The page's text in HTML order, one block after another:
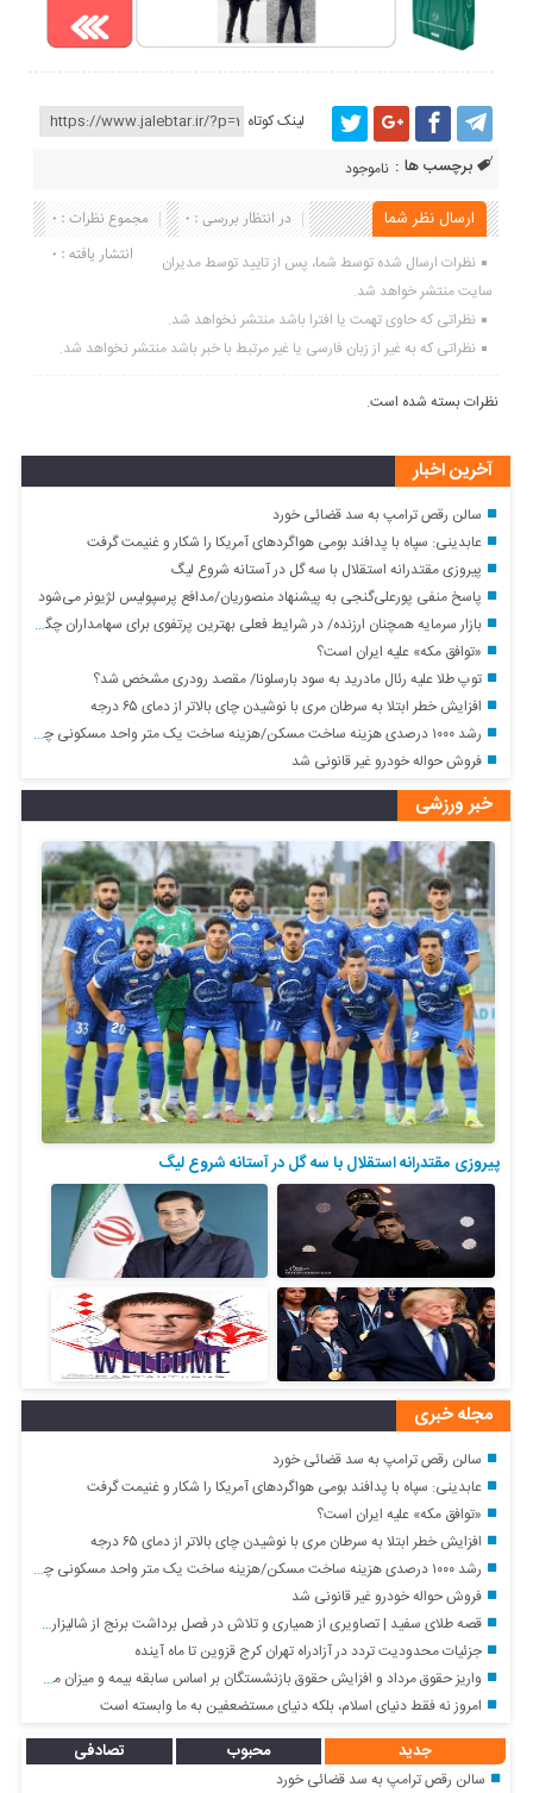
لینک کوتاه
برچسب ها : ناموجود
ارسال نظر شما مجموع نظرات : 0
در انتظار بررسی : 0
انتشار یافته : 0
نظرات ارسال شده توسط شما، پس از تایید توسط مدیران
سایت منتشر خواهد شد.
نظراتی که حاوی تهمت یا افترا باشد منتشر نخواهد شد.
نظراتی که به غیر از زبان فارسی یا غیر مرتبط با خبر باشد منتشر نخواهد شد.
نظرات بسته شده است.
آخرین اخبار
سالن رقص ترامپ به سد قضائی خورد
عابدینی: سپاه با پدافند بومی هواگردهای آمریکا را شکار و غنیمت گرفت
پیروزی مقتدرانه استقلال با سه گل در آستانه شروع لیگ
پاسخ منفی پورعلی‌گنجی به پیشنهاد منصوریان/مدافع پرسپولیس لژیونر می‌شود
بازار سرمایه همچنان ارزنده/ در شرایط فعلی بهترین پرتفوی برای سهامداران چگونه خواهد بود؟
«توافق مکه» علیه ایران است؟
توپ طلا علیه رئال مادرید به سود بارسلونا/ مقصد رودری مشخص شد؟
افزایش خطر ابتلا به سرطان مری با نوشیدن چای بالاتر از دمای ۶۵ درجه
رشد ۱۰۰۰ درصدی هزینه ساخت مسکن/هزینه ساخت یک متر واحد مسکونی چقدر است؟+ جدول
فروش حواله خودرو غیر قانونی شد
خبر ورزشی
پیروزی مقتدرانه استقلال با سه گل در آستانه شروع لیگ
مجله خبری
سالن رقص ترامپ به سد قضائی خورد
عابدینی: سپاه با پدافند بومی هواگردهای آمریکا را شکار و غنیمت گرفت
«توافق مکه» علیه ایران است؟
افزایش خطر ابتلا به سرطان مری با نوشیدن چای بالاتر از دمای ۶۵ درجه
رشد ۱۰۰۰ درصدی هزینه ساخت مسکن/هزینه ساخت یک متر واحد مسکونی چقدر است؟+ جدول
فروش حواله خودرو غیر قانونی شد
قصه طلای سفید | تصاویری از همیاری و تلاش در فصل برداشت برنج از شالیزارهای شمال کشور
جزئیات محدودیت تردد در آزادراه تهران کرج قزوین تا ماه آینده
واریز حقوق مرداد و افزایش حقوق بازنشستگان بر اساس سابقه بیمه و میزان مستمری + جزئیات
امروز نه فقط دنیای اسلام، بلکه دنیای مستضعفین به ما وابسته است
جدید محبوب تصادفی
سالن رقص ترامپ به سد قضائی خورد